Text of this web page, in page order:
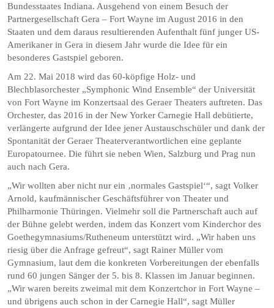
Bundesstaates Indiana. Ausgehend von einem Besuch der
Partnergesellschaft Gera – Fort Wayne im August 2016 in den
Staaten und dem daraus resultierenden Aufenthalt fünf junger US-
Amerikaner in Gera in diesem Jahr wurde die Idee für ein
besonderes Gastspiel geboren.
Am 22. Mai 2018 wird das 60-köpfige Holz- und
Blechblasorchester „Symphonic Wind Ensemble“ der Universität
von Fort Wayne im Konzertsaal des Geraer Theaters auftreten. Das
Orchester, das 2016 in der New Yorker Carnegie Hall debütierte,
verlängerte aufgrund der Idee jener Austauschschüler und dank der
Spontanität der Geraer Theaterverantwortlichen eine geplante
Europatournee. Die führt sie neben Wien, Salzburg und Prag nun
auch nach Gera.
„Wir wollten aber nicht nur ein ‚normales Gastspiel‘“, sagt Volker
Arnold, kaufmännischer Geschäftsführer von Theater und
Philharmonie Thüringen. Vielmehr soll die Partnerschaft auch auf
der Bühne gelebt werden, indem das Konzert vom Kinderchor des
Goethegymnasiums/Rutheneum unterstützt wird. „Wir haben uns
riesig über die Anfrage gefreut“, sagt Rainer Müller vom
Gymnasium, laut dem die konkreten Vorbereitungen der ebenfalls
rund 60 jungen Sänger der 5. bis 8. Klassen im Januar beginnen.
„Wir waren bereits zweimal mit dem Konzertchor in Fort Wayne –
und übrigens auch schon in der Carnegie Hall“, sagt Müller